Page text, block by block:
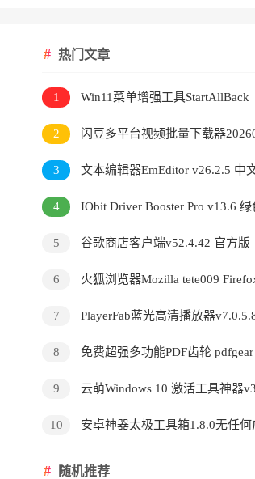
热门文章
1
Win11菜单增强工具StartAllBack
v3.9.24.5378直装版
2
闪豆多平台视频批量下载器
3
文本编辑器EmEditor v26.2.5 中
版
4
IObit Driver Booster Pro v13.6
5 谷歌商店客户端v52.4.42 官方版
6
火狐浏览器Mozilla tete009
7
PlayerFab蓝光高清播放器
8 免费超强多功能PDF齿轮
9 云萌Windows 10 激活工具神器
10 安卓神器太极工具箱1.8.0无任何
随机推荐